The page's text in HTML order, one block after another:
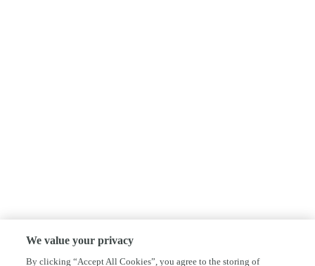
We value your privacy
By clicking “Accept All Cookies”, you agree to the storing of